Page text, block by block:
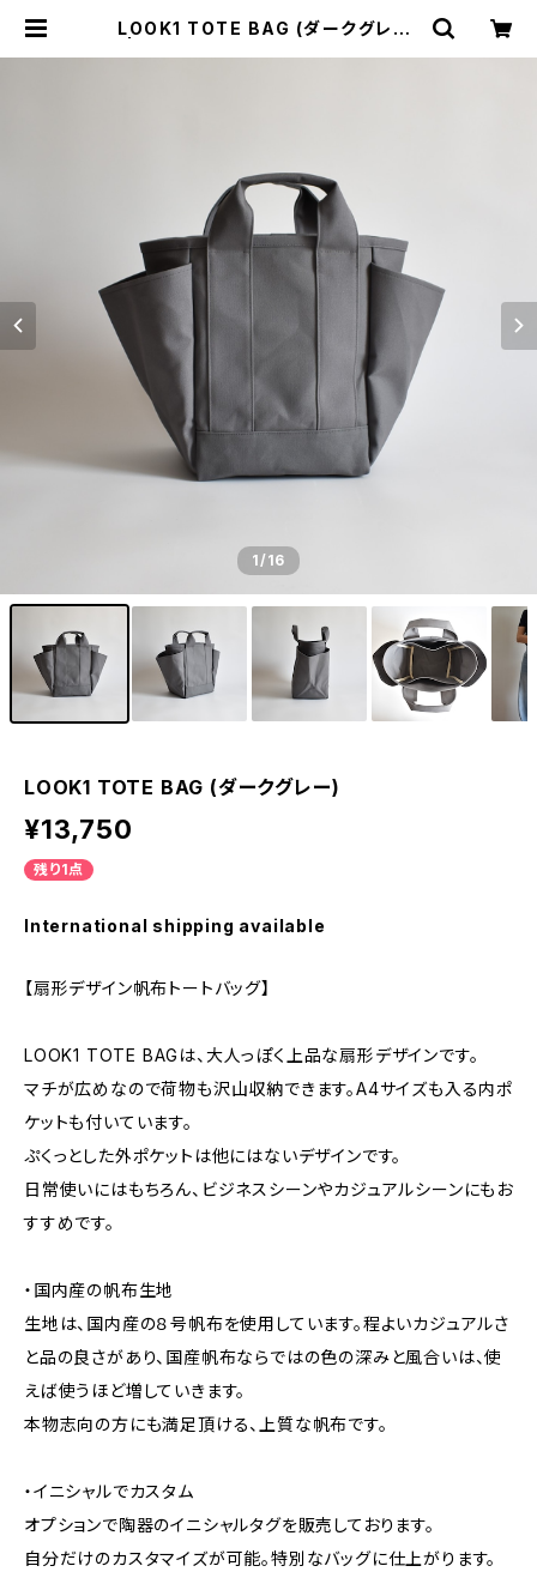
LOOK1 TOTE BAG (ダークグレー)
1/16
LOOK1 TOTE BAG (ダークグレー)
¥13,750
残り1点
International shipping available
【扇形デザイン帆布トートバッグ】
LOOK1 TOTE BAGは、大人っぽく上品な扇形デザインです。
マチが広めなので荷物も沢山収納できます。A4サイズも入る内ポ
ケットも付いています。
ぷくっとした外ポケットは他にはないデザインです。
日常使いにはもちろん、ビジネスシーンやカジュアルシーンにもお
すすめです。
・国内産の帆布生地
生地は、国内産の８号帆布を使用しています。程よいカジュアルさ
と品の良さがあり、国産帆布ならではの色の深みと風合いは、使
えば使うほど増していきます。
本物志向の方にも満足頂ける、上質な帆布です。
・イニシャルでカスタム
オプションで陶器のイニシャルタグを販売しております。
自分だけのカスタマイズが可能。特別なバッグに仕上がります。